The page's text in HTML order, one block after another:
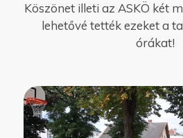
Köszönet illeti az ASKÖ két
lehetővé tették ezeket a
órákat!